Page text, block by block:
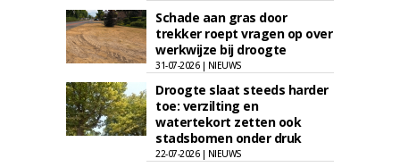
Schade aan gras door
trekker roept vragen op over
werkwijze bij droogte
31-07-2026 | NIEUWS
Droogte slaat steeds harder
toe: verzilting en
watertekort zetten ook
stadsbomen onder druk
22-07-2026 | NIEUWS